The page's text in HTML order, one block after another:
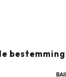
bestemming